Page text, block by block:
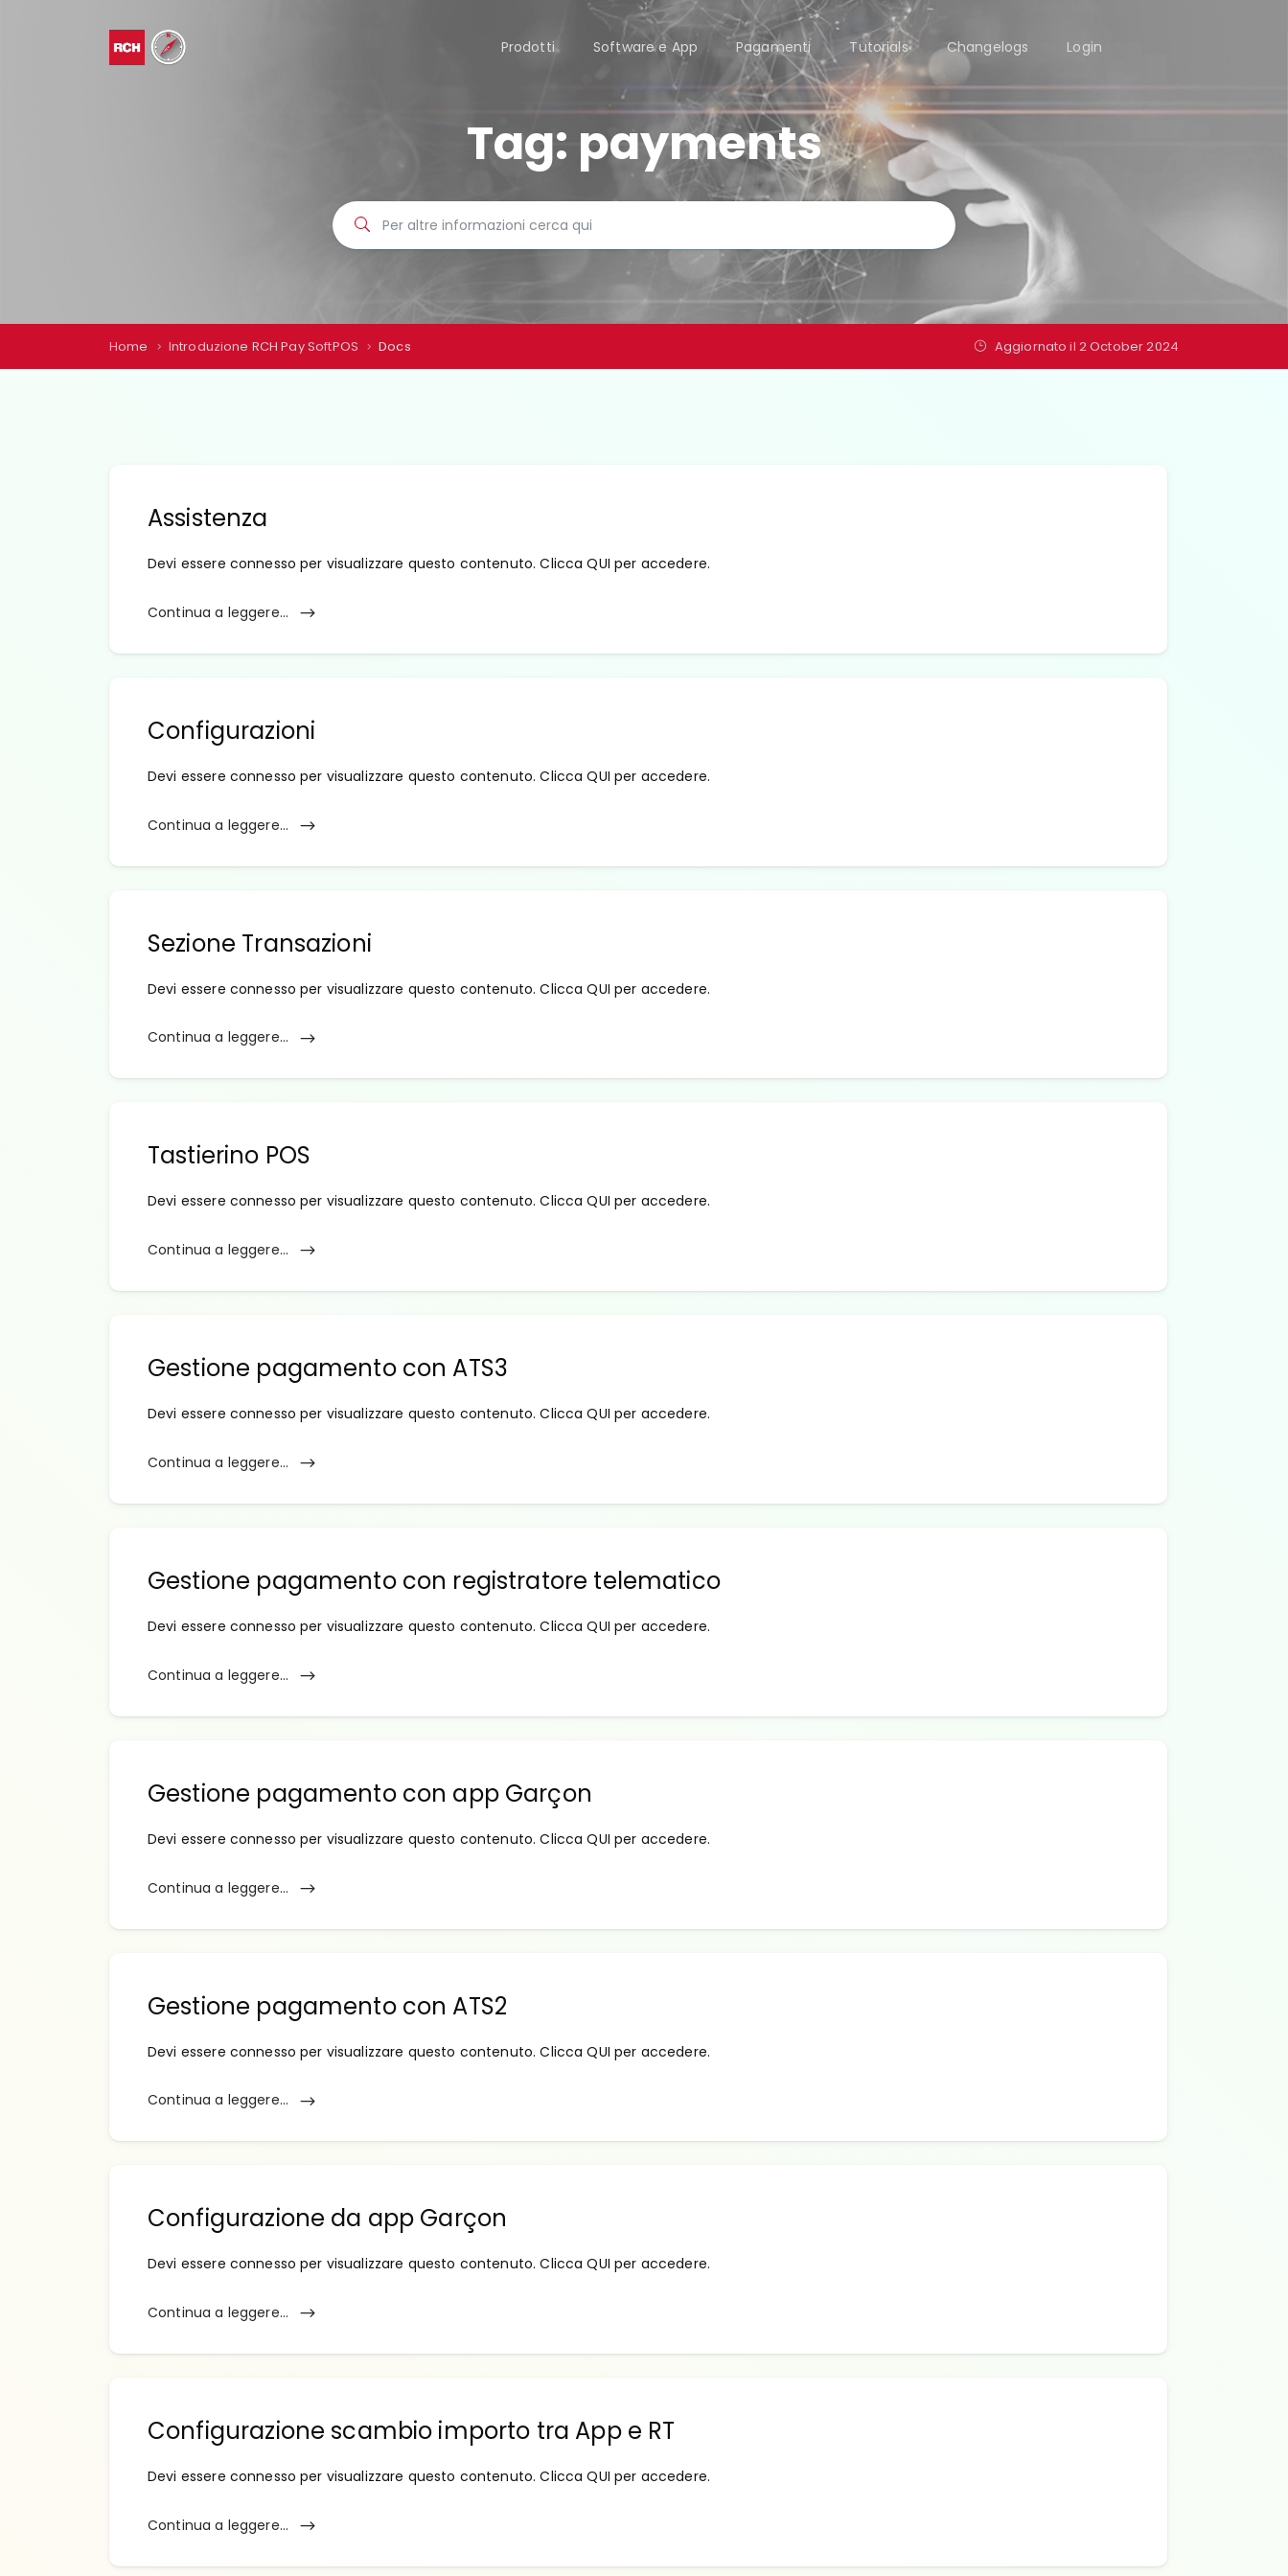
Prodotti Software e App Pagamenti Tutorials Changelogs Login
Tag: payments
Home Introduzione RCH Pay SoftPOS Docs Aggiornato il 2 October 2024
Assistenza
Devi essere connesso per visualizzare questo contenuto. Clicca QUI per accedere.
Continua a leggere...
Configurazioni
Devi essere connesso per visualizzare questo contenuto. Clicca QUI per accedere.
Continua a leggere...
Sezione Transazioni
Devi essere connesso per visualizzare questo contenuto. Clicca QUI per accedere.
Continua a leggere...
Tastierino POS
Devi essere connesso per visualizzare questo contenuto. Clicca QUI per accedere.
Continua a leggere...
Gestione pagamento con ATS3
Devi essere connesso per visualizzare questo contenuto. Clicca QUI per accedere.
Continua a leggere...
Gestione pagamento con registratore telematico
Devi essere connesso per visualizzare questo contenuto. Clicca QUI per accedere.
Continua a leggere...
Gestione pagamento con app Garçon
Devi essere connesso per visualizzare questo contenuto. Clicca QUI per accedere.
Continua a leggere...
Gestione pagamento con ATS2
Devi essere connesso per visualizzare questo contenuto. Clicca QUI per accedere.
Continua a leggere...
Configurazione da app Garçon
Devi essere connesso per visualizzare questo contenuto. Clicca QUI per accedere.
Continua a leggere...
Configurazione scambio importo tra App e RT
Devi essere connesso per visualizzare questo contenuto. Clicca QUI per accedere.
Continua a leggere...